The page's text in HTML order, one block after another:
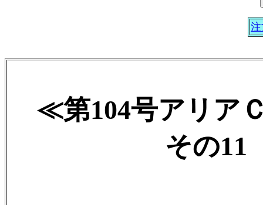
≪第104号アリア
その11